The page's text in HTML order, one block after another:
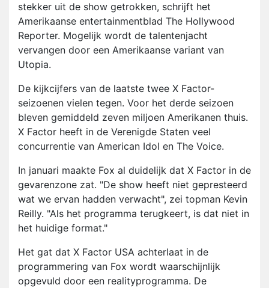
stekker uit de show getrokken, schrijft het
Amerikaanse entertainmentblad The Hollywood
Reporter. Mogelijk wordt de talentenjacht
vervangen door een Amerikaanse variant van
Utopia.
De kijkcijfers van de laatste twee X Factor-
seizoenen vielen tegen. Voor het derde seizoen
bleven gemiddeld zeven miljoen Amerikanen thuis.
X Factor heeft in de Verenigde Staten veel
concurrentie van American Idol en The Voice.
In januari maakte Fox al duidelijk dat X Factor in de
gevarenzone zat. "De show heeft niet gepresteerd
wat we ervan hadden verwacht", zei topman Kevin
Reilly. "Als het programma terugkeert, is dat niet in
het huidige format."
Het gat dat X Factor USA achterlaat in de
programmering van Fox wordt waarschijnlijk
opgevuld door een realityprogramma. De